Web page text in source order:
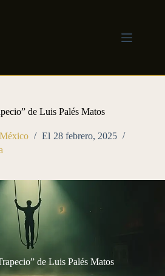
de Luis Palés Matos
El 28 febrero, 2025
de Luis Palés Matos